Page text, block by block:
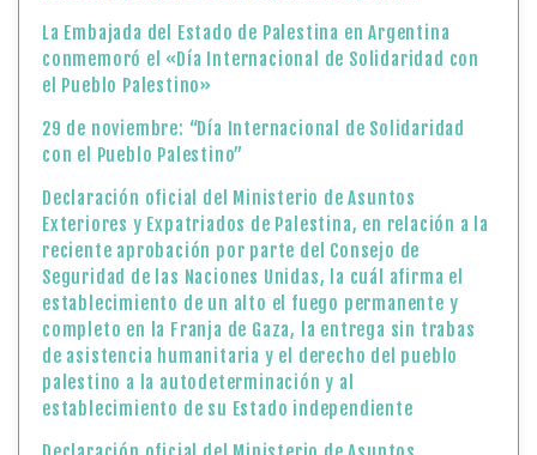
establecimiento de un alto el fuego permanente y
completo en la Franja de Gaza, la entrega sin trabas
de asistencia humanitaria y el derecho del pueblo
palestino a la autodeterminación y al
establecimiento de su Estado independiente
Declaración oficial del Ministerio de Asuntos
Exteriores y Expatriados de Palestina, en relación a
las declaraciones realizadas por el Ministro de
Seguridad Nacional de Israel, Itamar Ben-Gvir, que
instan explícitamente a atacar y asesinar a la
dirigencia palestina, incluído al arresto de S.E. el
Presidente Mahmoud Abbas
De la pluma del insigne poeta Mahmoud Darwish y con
el liderazgo de Yasser Arafat, un día como hoy en
1988 se proclamó la Declaración de Independencia